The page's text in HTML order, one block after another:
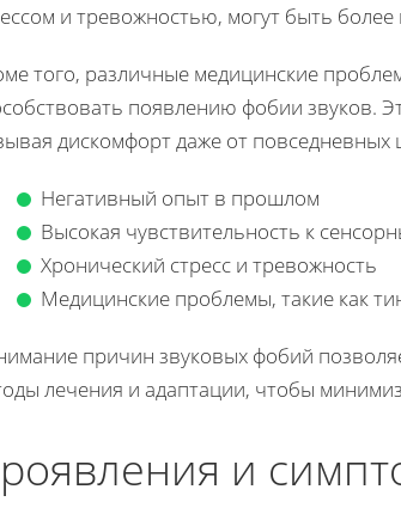
и тревожностью, могут быть
того, различные медицинские
появлению фобии звуков.
дискомфорт даже от повседневных
Негативный опыт в прошлом
Высокая чувствительность к
Хронический стресс и тревожность
Медицинские проблемы, такие как
причин звуковых фобий
лечения и адаптации, чтобы
и